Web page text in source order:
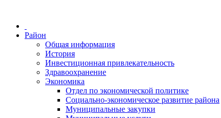
Район
Общая информация
История
Инвестиционная привлекательность
Здравоохранение
Экономика
Отдел по экономической политике
Социально-экономическое развитие района
Муниципальные закупки